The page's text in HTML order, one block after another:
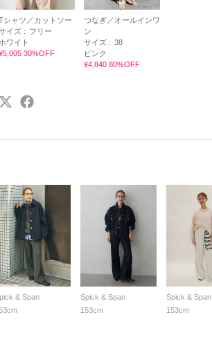
シャツ／カットソー
イズ : フリー
ホワイト
30%OFF
つなぎ／オールインワ
ン
サイズ : 38
ピンク
¥4,840 80%OFF
& Span
Spick & Span
153cm
Spick & Span
153cm